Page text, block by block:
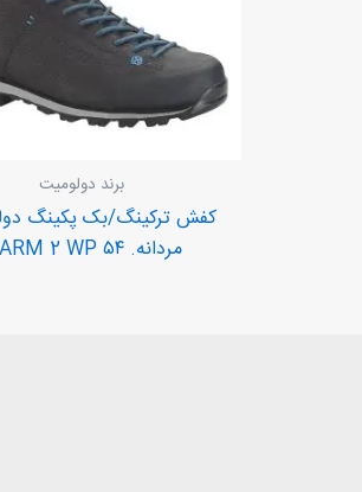
برند دولومیت
کفش ترکینگ/بک پکینگ
مردانه. ۵۴ WARM 2 WP